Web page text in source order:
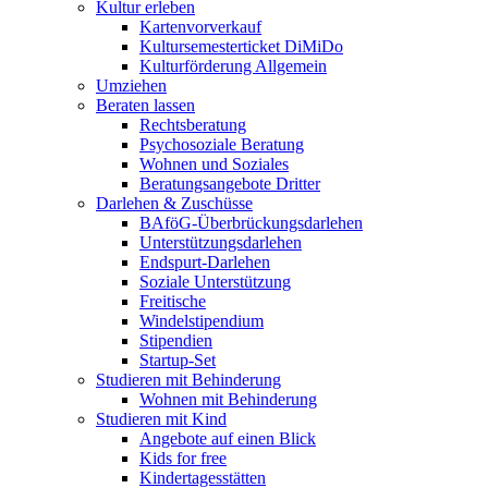
Kultur erleben
Kartenvorverkauf
Kultursemesterticket DiMiDo
Kulturförderung Allgemein
Umziehen
Beraten lassen
Rechtsberatung
Psychosoziale Beratung
Wohnen und Soziales
Beratungsangebote Dritter
Darlehen & Zuschüsse
BAföG-Überbrückungsdarlehen
Unterstützungsdarlehen
Endspurt-Darlehen
Soziale Unterstützung
Freitische
Windelstipendium
Stipendien
Startup-Set
Studieren mit Behinderung
Wohnen mit Behinderung
Studieren mit Kind
Angebote auf einen Blick
Kids for free
Kindertagesstätten